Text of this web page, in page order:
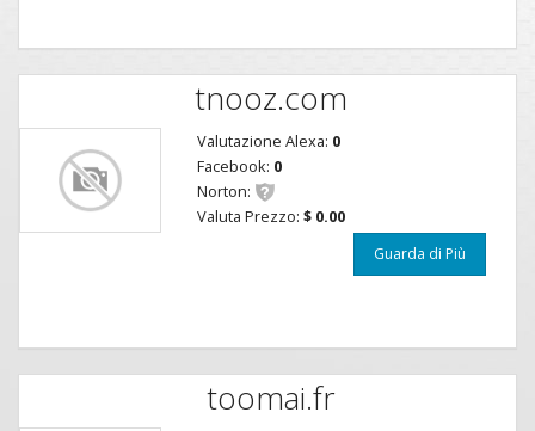
tnooz.com
Valutazione Alexa: 0
Facebook: 0
Norton:
Valuta Prezzo: $ 0.00
Guarda di Più
toomai.fr